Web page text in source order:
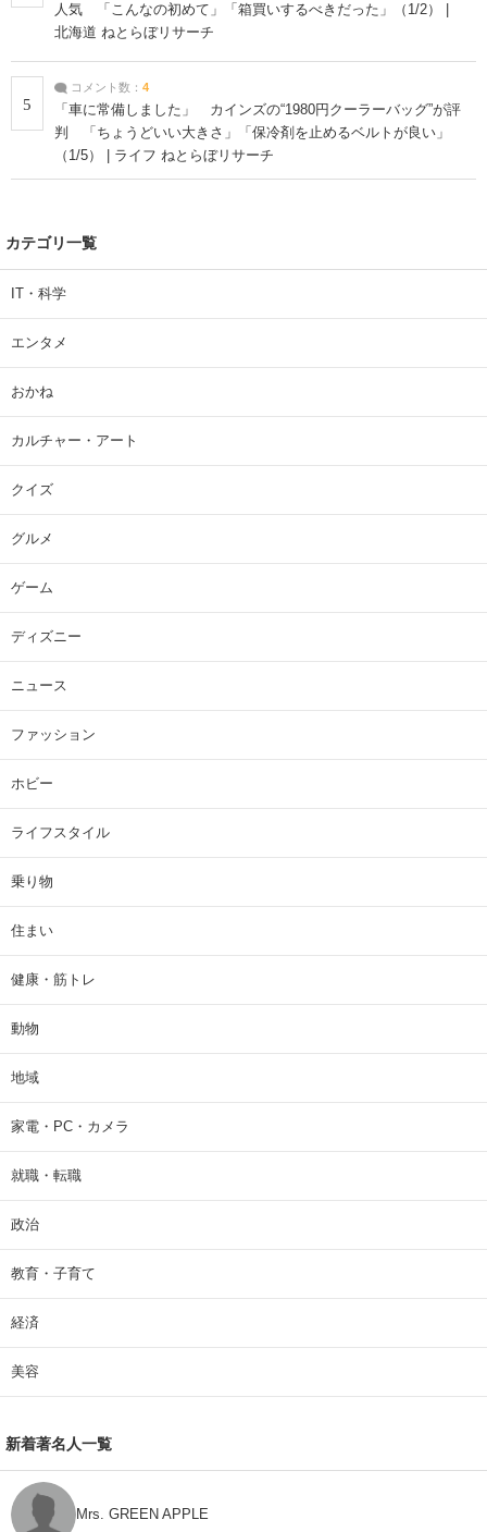
人気 「こんなの初めて」「箱買いするべきだった」（1/2） |
北海道 ねとらぼリサーチ
5
コメント数： 4
「車に常備しました」 カインズの“1980円クーラーバッグ”が評
判 「ちょうどいい大きさ」「保冷剤を止めるベルトが良い」
（1/5） | ライフ ねとらぼリサーチ
カテゴリ一覧
IT・科学
エンタメ
おかね
カルチャー・アート
クイズ
グルメ
ゲーム
ディズニー
ニュース
ファッション
ホビー
ライフスタイル
乗り物
住まい
健康・筋トレ
動物
地域
家電・PC・カメラ
就職・転職
政治
教育・子育て
経済
美容
新着著名人一覧
Mrs. GREEN APPLE